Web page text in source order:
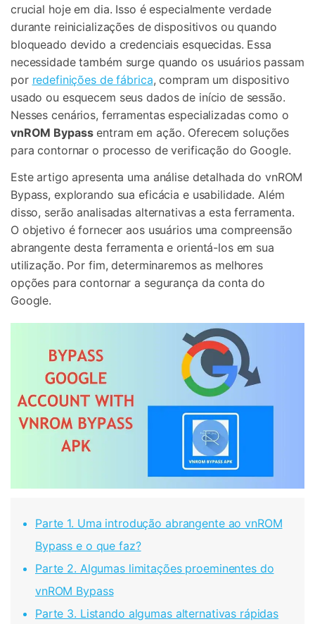
crucial hoje em dia. Isso é especialmente verdade
durante reinicializações de dispositivos ou quando
bloqueado devido a credenciais esquecidas. Essa
necessidade também surge quando os usuários passam
por redefinições de fábrica, compram um dispositivo
usado ou esquecem seus dados de início de sessão.
Nesses cenários, ferramentas especializadas como o
vnROM Bypassentram em ação. Oferecem soluções
para contornar o processo de verificação do Google.
Este artigo apresenta uma análise detalhada do vnROM
Bypass, explorando sua eficácia e usabilidade. Além
disso, serão analisadas alternativas a esta ferramenta.
O objetivo é fornecer aos usuários uma compreensão
abrangente desta ferramenta e orientá-los em sua
utilização. Por fim, determinaremos as melhores
opções para contornar a segurança da conta do
Google.
Parte 1. Uma introdução abrangente ao vnROM
Bypass e o que faz?
Parte 2. Algumas limitações proeminentes do
vnROM Bypass
Parte 3. Listando algumas alternativas rápidas